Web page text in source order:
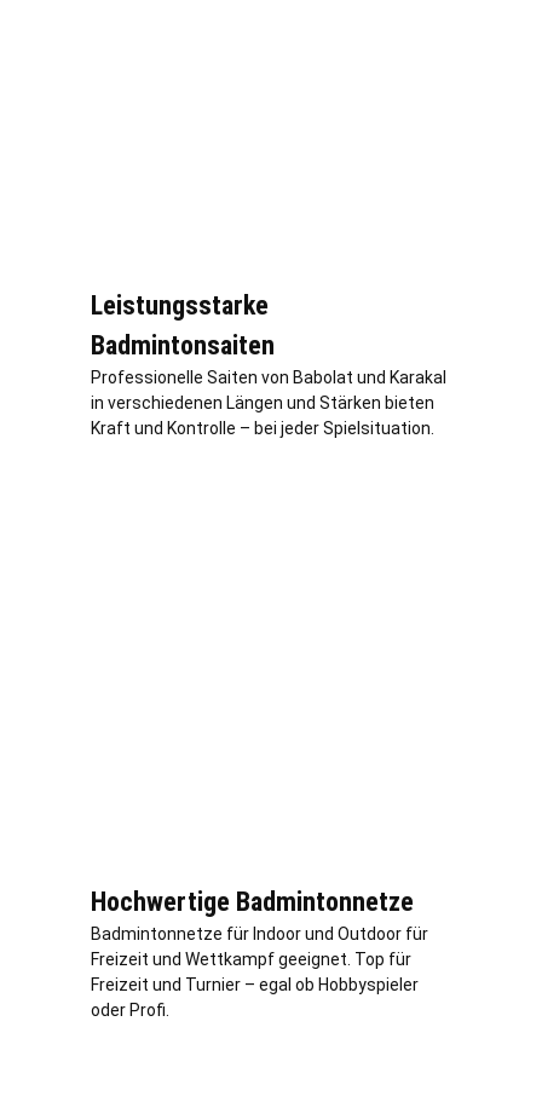
Leistungsstarke
Badmintonsaiten
Professionelle Saiten von Babolat und Karakal
in verschiedenen Längen und Stärken bieten
Kraft und Kontrolle – bei jeder Spielsituation.
Hochwertige Badmintonnetze
Badmintonnetze für Indoor und Outdoor für
Freizeit und Wettkampf geeignet. Top für
Freizeit und Turnier – egal ob Hobbyspieler
oder Profi.